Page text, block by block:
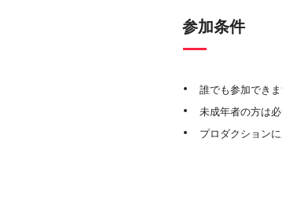
参加条件
誰でも参加できま
未成年者の方は
プロダクション